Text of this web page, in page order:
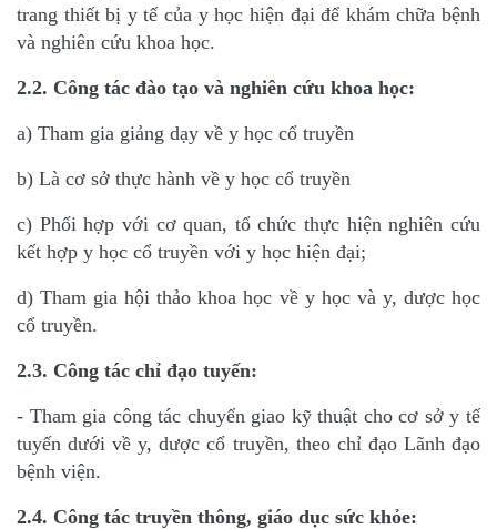
trang thiết bị y tế của y học hiện đại để khám chữa bệnh
và nghiên cứu khoa học.
2.2. Công tác đào tạo và nghiên cứu khoa học:
a) Tham gia giảng dạy về y học cổ truyền
b) Là cơ sở thực hành về y học cổ truyền
c) Phối hợp với cơ quan, tổ chức thực hiện nghiên cứu
kết hợp y học cổ truyền với y học hiện đại;
d) Tham gia hội thảo khoa học về y học và y, dược học
cổ truyền.
2.3. Công tác chỉ đạo tuyến:
- Tham gia công tác chuyển giao kỹ thuật cho cơ sở y tế
tuyến dưới về y, dược cổ truyền, theo chỉ đạo Lãnh đạo
bệnh viện.
2.4. Công tác truyền thông, giáo dục sức khỏe: